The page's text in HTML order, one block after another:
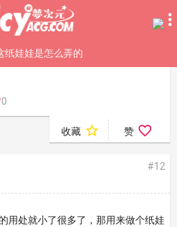
纸娃娃是怎么弄的
0
收藏  赞 
#12
用处就小了很多了，那用来做个纸娃